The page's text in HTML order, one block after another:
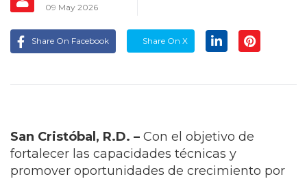
09 May 2026
Share On Facebook Share On X
San Cristóbal, R.D. – Con el objetivo de
fortalecer las capacidades técnicas y
promover oportunidades de crecimiento por